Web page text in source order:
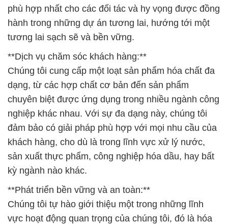
phù hợp nhất cho các đối tác và hy vọng được đồng
hành trong những dự án tương lai, hướng tới một
tương lai sạch sẽ và bền vững.
**Dịch vụ chăm sóc khách hàng:**
Chúng tôi cung cấp một loạt sản phẩm hóa chất đa
dạng, từ các hợp chất cơ bản đến sản phẩm
chuyên biệt được ứng dụng trong nhiều ngành công
nghiệp khác nhau. Với sự đa dạng này, chúng tôi
đảm bảo có giải pháp phù hợp với mọi nhu cầu của
khách hàng, cho dù là trong lĩnh vực xử lý nước,
sản xuất thực phẩm, công nghiệp hóa dầu, hay bất
kỳ ngành nào khác.
**Phát triển bền vững và an toàn:**
Chúng tôi tự hào giới thiệu một trong những lĩnh
vực hoạt động quan trọng của chúng tôi, đó là hóa